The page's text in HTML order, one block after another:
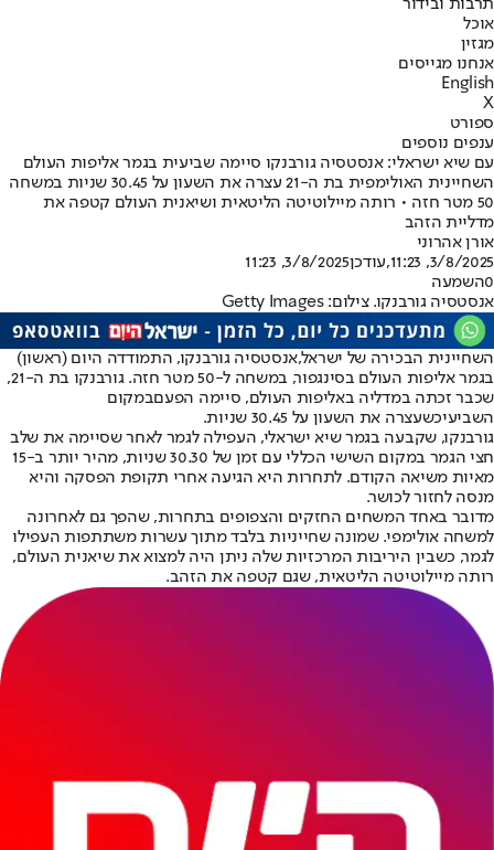
תרבות ובידור
אוכל
מגזין
אנחנו מגייסים
English
X
ספורט
ענפים נוספים
עם שיא ישראלי: אנסטסיה גורבנקו סיימה שביעית בגמר אליפות העולם
השחיינית האולימפית בת ה-21 עצרה את השעון על 30.45 שניות במשחה
50 מטר חזה • רותה מיילוטיטה הליטאית ושיאנית העולם קטפה את
מדליית הזהב
אורן אהרוני
3/8/2025, 11:23
,עודכן3/8/2025, 11:23
0השמעה
אנסטסיה גורבנקו. צילום: Getty Images
השחיינית הבכירה של ישראל,אנסטסיה גורבנקו, התמודדה היום (ראשון)
בגמר אליפות העולם בסינגפור, במשחה ל-50 מטר חזה. גורבנקו בת ה-21,
שכבר זכתה במדליה באליפות העולם, סיימה הפעםבמקום
השביעיכשעצרה את השעון על 30.45 שניות.
גורבנקו, שקבעה בגמר שיא ישראלי, העפילה לגמר לאחר שסיימה את שלב
חצי הגמר במקום השישי הכללי עם זמן של 30.30 שניות, מהיר יותר ב-15
מאיות משיאה הקודם. לתחרות היא הגיעה אחרי תקופת הפסקה והיא
מנסה לחזור לכושר.
מדובר באחד המשחים החזקים והצפופים בתחרות, שהפך גם לאחרונה
למשחה אולימפי. שמונה שחייניות בלבד מתוך עשרות משתתפות העפילו
לגמר, כשבין היריבות המרכזיות שלה ניתן היה למצוא את שיאנית העולם,
רותה מיילוטיטה הליטאית, שגם קטפה את הזהב.